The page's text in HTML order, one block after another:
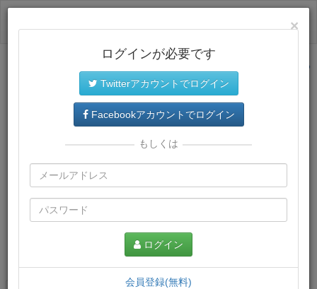
サイトトップに戻る
×
ログインが必要です
Twitterアカウントでログイン
Facebookアカウントでログイン
もしくは
ログイン
会員登録(無料)